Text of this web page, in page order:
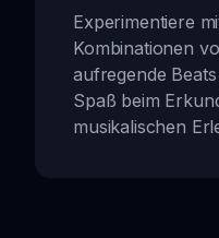
Experimentiere
Kombinationen
aufregende
Spaß beim
musikalischen